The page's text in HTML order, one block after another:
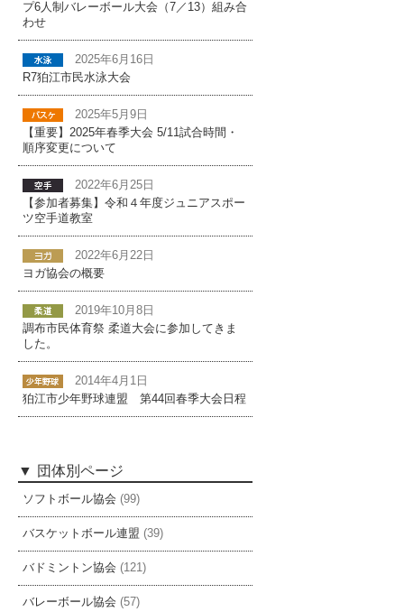
プ6人制バレーボール大会（7／13）組み合
わせ
2025年6月16日
R7狛江市民水泳大会
2025年5月9日
【重要】2025年春季大会 5/11試合時間・
順序変更について
2022年6月25日
【参加者募集】令和４年度ジュニアスポー
ツ空手道教室
2022年6月22日
ヨガ協会の概要
2019年10月8日
調布市民体育祭 柔道大会に参加してきま
した。
2014年4月1日
狛江市少年野球連盟 第44回春季大会日程
団体別ページ
ソフトボール協会 (99)
バスケットボール連盟 (39)
バドミントン協会 (121)
バレーボール協会 (57)